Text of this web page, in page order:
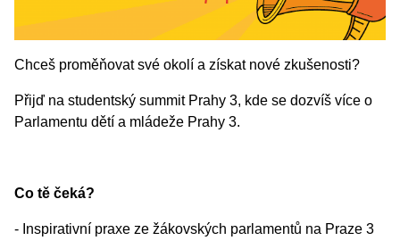
Chceš proměňovat své okolí a získat nové zkušenosti?
Přijď na studentský summit Prahy 3, kde se dozvíš více o
Parlamentu dětí a mládeže Prahy 3.
Co tě čeká?
- Inspirativní praxe ze žákovských parlamentů na Praze 3